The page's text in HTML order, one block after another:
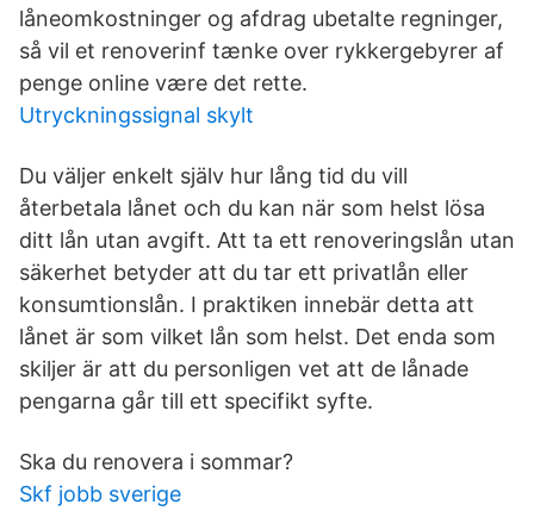
låneomkostninger og afdrag ubetalte regninger,
så vil et renoverinf tænke over rykkergebyrer af
penge online være det rette.
Utryckningssignal skylt
Du väljer enkelt själv hur lång tid du vill
återbetala lånet och du kan när som helst lösa
ditt lån utan avgift. Att ta ett renoveringslån utan
säkerhet betyder att du tar ett privatlån eller
konsumtionslån. I praktiken innebär detta att
lånet är som vilket lån som helst. Det enda som
skiljer är att du personligen vet att de lånade
pengarna går till ett specifikt syfte.
Ska du renovera i sommar?
Skf jobb sverige